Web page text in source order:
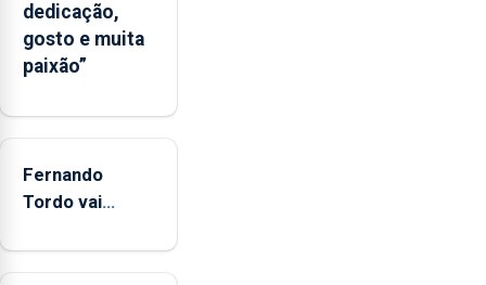
CPUE
entre
2022
dedicação,
gosto e muita
paixão”
Fernando
Tordo vai
anos de